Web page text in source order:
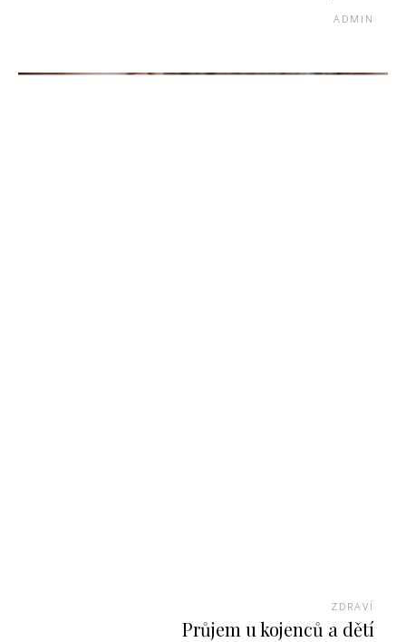
ADMIN
ZDRAVÍ
Průjem u kojenců a dětí